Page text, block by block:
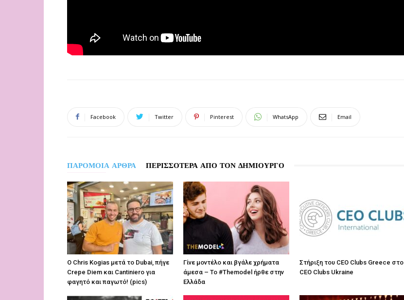
Facebook Twitter Pinterest WhatsApp Email
ΠΑΡΟΜΟΙΑ ΑΡΘΡΑ ΠΕΡΙΣΣΟΤΕΡΑ ΑΠΟ ΤΟΝ ΔΗΜΙΟΥΡΓΟ
O Chris Kogias μετά το Dubai, πήγε
Crepe Diem και Cantiniero για
φαγητό και παγωτό! (pics)
Γίνε μοντέλο και βγάλε χρήματα
άμεσα – Το #Themodel ήρθε στην
Ελλάδα
Στήριξη του CEO Clubs Greece στο
CEO Clubs Ukraine